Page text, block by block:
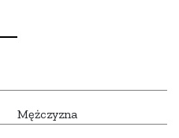
Mężczyzna